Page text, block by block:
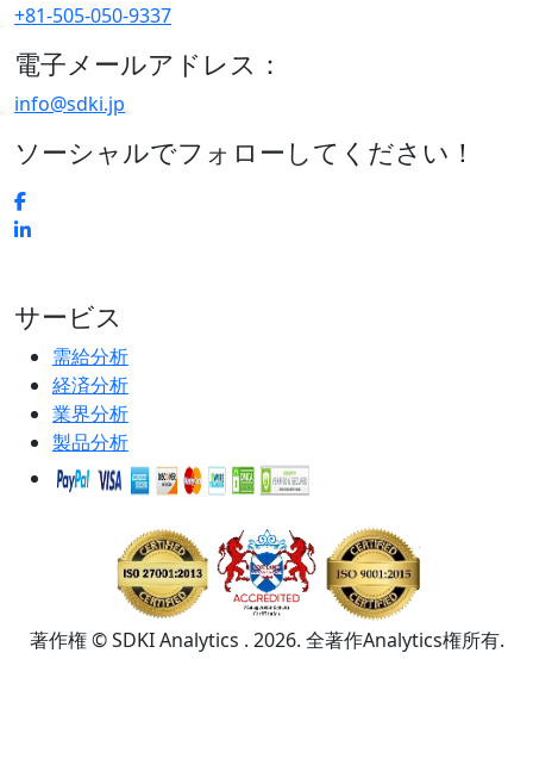
+81-505-050-9337
電子メールアドレス：
info@sdki.jp
ソーシャルでフォローしてください！
サービス
需給分析
経済分析
業界分析
製品分析
著作権 © SDKI Analytics . 2026. 全著作Analytics権所有.